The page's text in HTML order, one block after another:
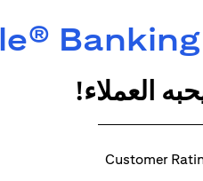
Banking
العملاء!